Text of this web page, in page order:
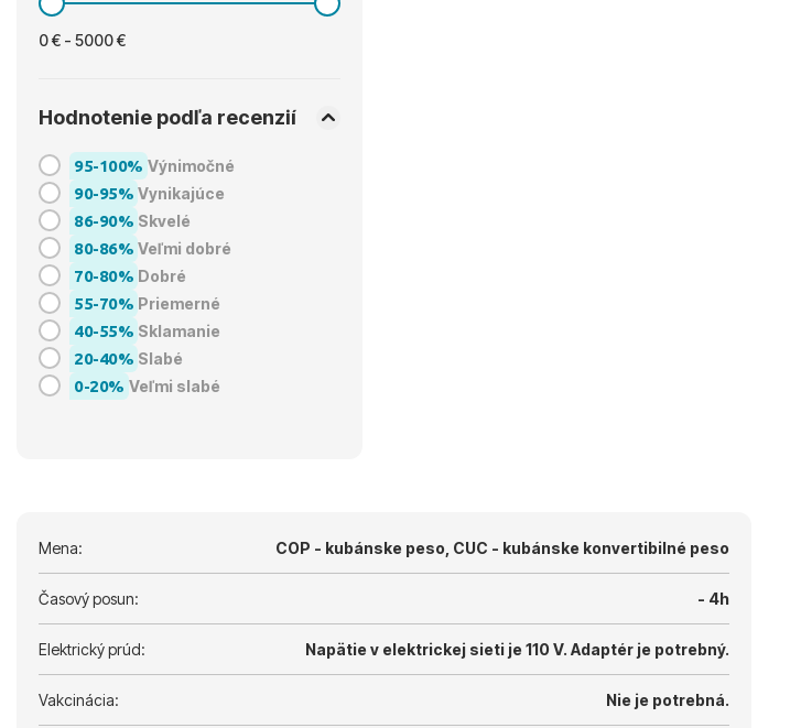
0 € - 5000 €
Hodnotenie podľa recenzií
95-100% Výnimočné
90-95% Vynikajúce
86-90% Skvelé
80-86% Veľmi dobré
70-80% Dobré
55-70% Priemerné
40-55% Sklamanie
20-40% Slabé
0-20% Veľmi slabé
Mena: COP - kubánske peso, CUC - kubánske konvertibilné peso
Časový posun: - 4h
Elektrický prúd: Napätie v elektrickej sieti je 110 V. Adaptér je potrebný.
Vakcinácia: Nie je potrebná.